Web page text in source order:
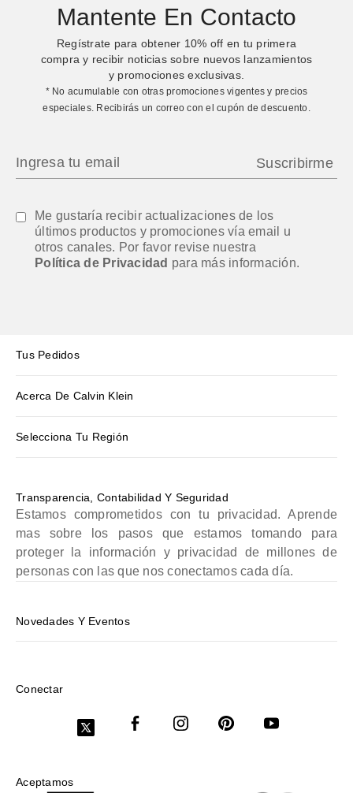
Mantente En Contacto
Regístrate para obtener 10% off en tu primera
compra y recibir noticias sobre nuevos lanzamientos
y promociones exclusivas.
* No acumulable con otras promociones vigentes y precios
especiales. Recibirás un correo con el cupón de descuento.
Me gustaría recibir actualizaciones de los
últimos productos y promociones vía email u
otros canales. Por favor revise nuestra
Política de Privacidad para más información.
Tus Pedidos
Acerca De Calvin Klein
Selecciona Tu Región
Transparencia, Contabilidad Y Seguridad
Estamos comprometidos con tu privacidad. Aprende
mas sobre los pasos que estamos tomando para
proteger la información y privacidad de millones de
personas con las que nos conectamos cada día.
Novedades Y Eventos
Conectar
Aceptamos